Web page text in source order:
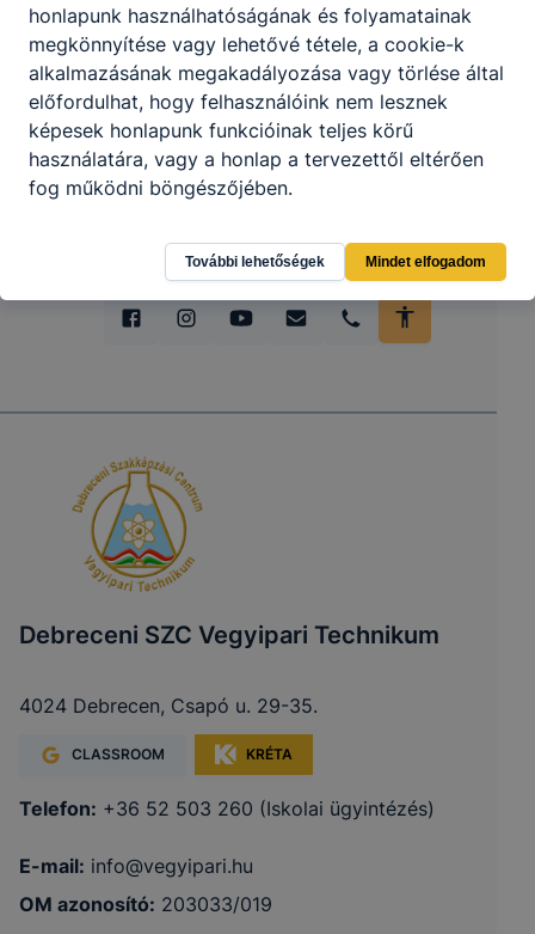
Debreceni SZC Vegyipari Technikum
4024 Debrecen, Csapó u. 29-35.
CLASSROOM KRÉTA
Telefon: +36 52 503 260 (Iskolai ügyintézés)
E-mail: info@vegyipari.hu
OM azonosító: 203033/019
honlapunk használhatóságának és folyamatainak
megkönnyítése vagy lehetővé tétele, a cookie-k
alkalmazásának megakadályozása vagy törlése által
előfordulhat, hogy felhasználóink nem lesznek
képesek honlapunk funkcióinak teljes körű
használatára, vagy a honlap a tervezettől eltérően
fog működni böngészőjében.
További lehetőségek Mindet elfogadom